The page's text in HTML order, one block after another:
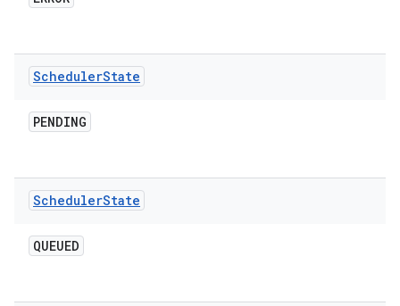
SchedulerState
PENDING
SchedulerState
QUEUED